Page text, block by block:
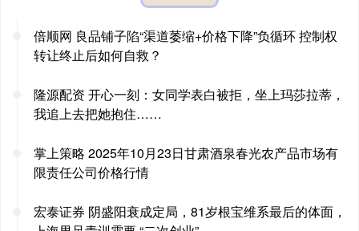
倍顺网 良品铺子陷“渠道萎缩+价格下降”负循环 控制权
转让终止后如何自救？
隆源配资 开心一刻：女同学表白被拒，坐上玛莎拉蒂，
我追上去把她抱住……
掌上策略 2025年10月23日甘肃酒泉春光农产品市场有
限责任公司价格行情
宏泰证券 阴盛阳衰成定局，81岁根宝维系最后的体面，